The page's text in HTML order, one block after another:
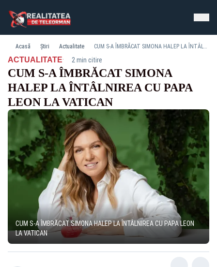
Acasă Știri Actualitate CUM S-A ÎMBRĂCAT SIMONA HALEP LA ÎNTÂLNIREA CU PAPA LEON LA VATICAN
ACTUALITATE· 2 min citire
CUM S-A ÎMBRĂCAT SIMONA
HALEP LA ÎNTÂLNIREA CU PAPA
LEON LA VATICAN
CUM S-A ÎMBRĂCAT SIMONA HALEP LA ÎNTÂLNIREA CU PAPA LEON
LA VATICAN